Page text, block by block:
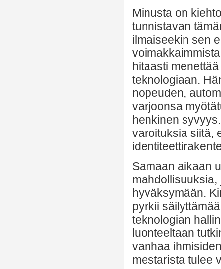
Minusta on
tunnistavan
ilmaiseekin sen
hitaasti
teknologiaan.
nopeuden,
varjoonsa
henkinen
varoituksia siitä,
Samaan aikaan
mahdollisuuksia,
hyväksymään.
pyrkii
teknologian
luonteeltaan
vanhaa
mestarista tulee